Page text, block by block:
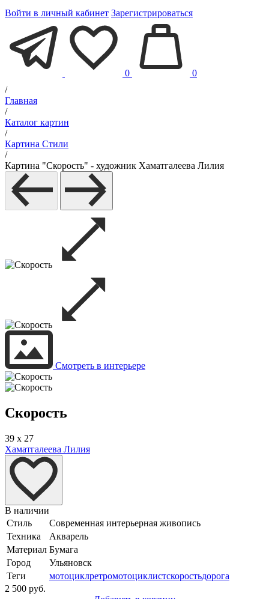
Войти в личный кабинет Зарегистрироваться
0
0
/
Главная
/
Каталог картин
/
Картина Стили
/
Картина "Скорость" - художник Хаматгалеева Лилия
Смотреть в интерьере
Скорость
39 x 27
Хаматгалеева Лилия
В наличии
Стиль
Современная интерьерная живопись
Техника
Акварель
Материал Бумага
Город
Ульяновск
Теги
мотоциклретромотоциклистскоростьдорога
2 500 руб.